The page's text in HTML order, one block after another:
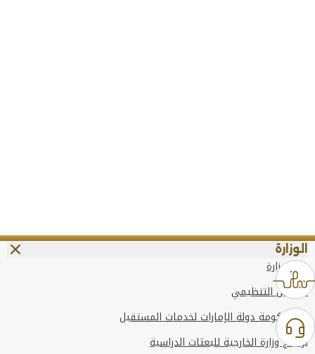
الوزارة
عن الوزارة
الهيكل التنظيمي
وعد حكومة دولة الإمارات لخدمات المستقبل
برنامج وزارة الخارجية للبعثات الدراسية